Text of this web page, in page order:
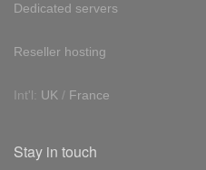
Dedicated servers
Reseller hosting
Int'l: UK / France
Stay in touch